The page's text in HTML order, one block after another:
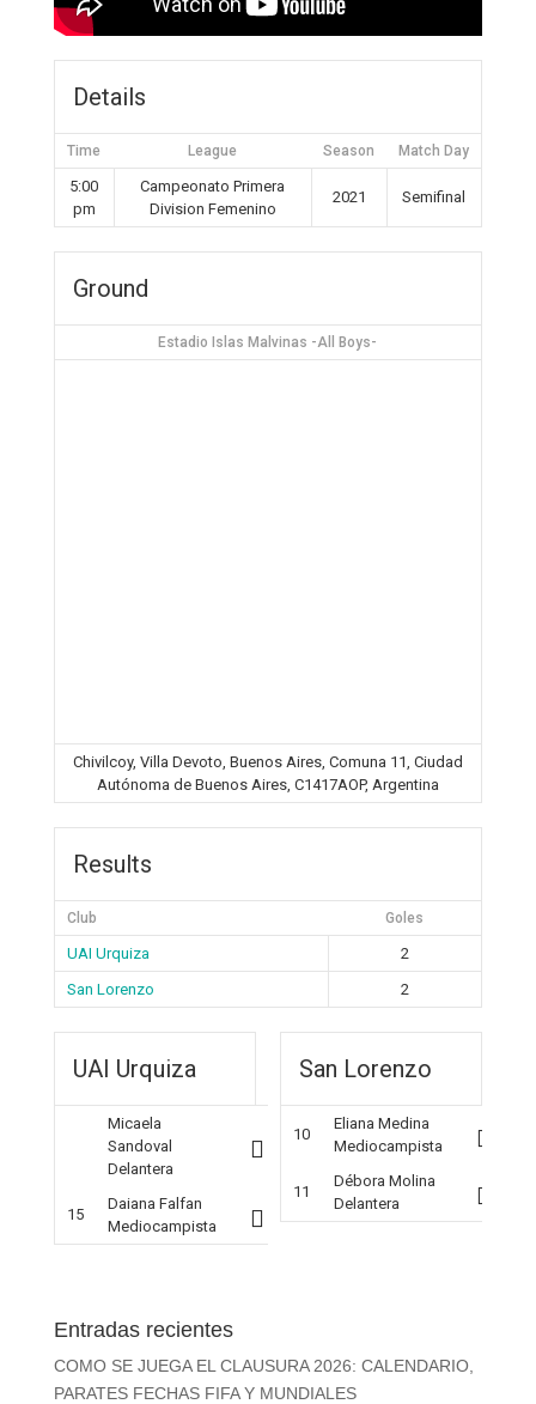
Details
Time League Season Match Day
5:00
pm
Campeonato Primera
Division Femenino
2021 Semifinal
Ground
Estadio Islas Malvinas -All Boys-
Chivilcoy, Villa Devoto, Buenos Aires, Comuna 11, Ciudad
Autónoma de Buenos Aires, C1417AOP, Argentina
Results
Club Goles
UAI Urquiza
2
San Lorenzo
2
UAI Urquiza
Micaela
Sandoval
Delantera
15
Daiana Falfan
Mediocampista
San Lorenzo
10
Eliana Medina
Mediocampista
11
Débora Molina
Delantera
Entradas recientes
COMO SE JUEGA EL CLAUSURA 2026: CALENDARIO,
PARATES FECHAS FIFA Y MUNDIALES